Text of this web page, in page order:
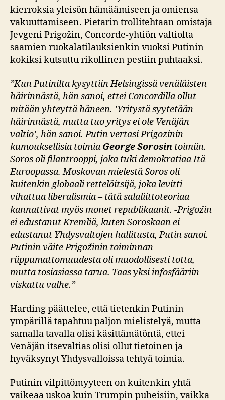
kierroksia yleisön hämäämiseen ja omiensa
vakuuttamiseen. Pietarin trollitehtaan omistaja
Jevgeni Prigožin, Concorde-yhtiön valtiolta
saamien ruokalatilauksienkin vuoksi Putinin
kokiksi kutsuttu rikollinen pestiin puhtaaksi.
”Kun Putinilta kysyttiin Helsingissä venäläisten
häirinnästä, hän sanoi, ettei Concordilla ollut
mitään yhteyttä häneen. ’Yritystä syytetään
häirinnästä, mutta tuo yritys ei ole Venäjän
valtio’, hän sanoi. Putin vertasi Prigozinin
kumouksellisia toimia George Sorosin toimiin.
Soros oli filantrooppi, joka tuki demokratiaa Itä-
Euroopassa. Moskovan mielestä Soros oli
kuitenkin globaali rettelöitsijä, joka levitti
vihattua liberalismia – tätä salaliittoteoriaa
kannattivat myös monet republikaanit. -Prigožin
ei edustanut Kremliä, kuten Soroskaan ei
edustanut Yhdysvaltojen hallitusta, Putin sanoi.
Putinin väite Prigožinin toiminnan
riippumattomuudesta oli muodollisesti totta,
mutta tosiasiassa tarua. Taas yksi infosfääriin
viskattu valhe.”
Harding päättelee, että tietenkin Putinin
ympärillä tapahtuu paljon mielistelyä, mutta
samalla tavalla olisi käsittämätöntä, ettei
Venäjän itsevaltias olisi ollut tietoinen ja
hyväksynyt Yhdysvalloissa tehtyä toimia.
Putinin vilpittömyyteen on kuitenkin yhtä
vaikeaa uskoa kuin Trumpin puheisiin, vaikka